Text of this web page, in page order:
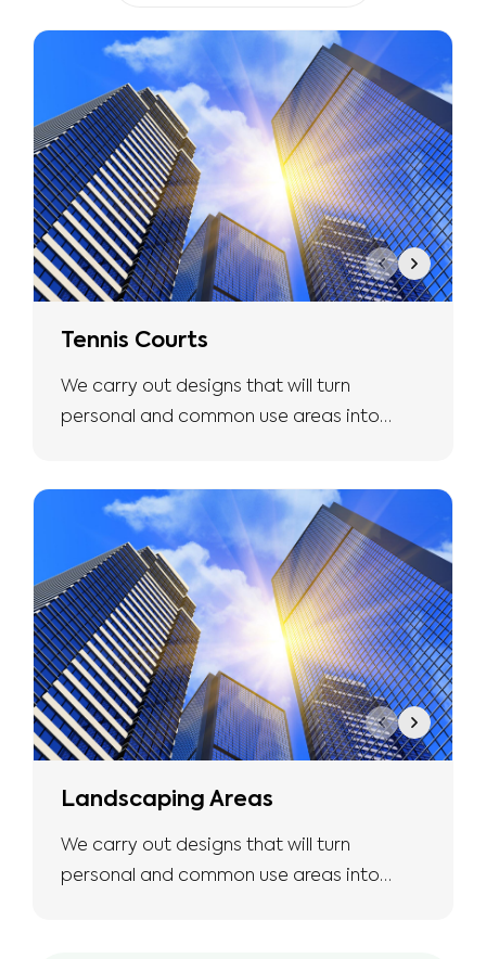
Tennis Courts
We carry out designs that will turn
personal and common use areas into
Landscaping Areas
We carry out designs that will turn
personal and common use areas into